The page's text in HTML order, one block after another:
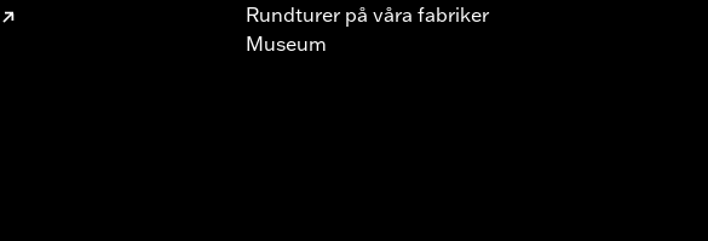
Rundturer på våra fabriker
Museum